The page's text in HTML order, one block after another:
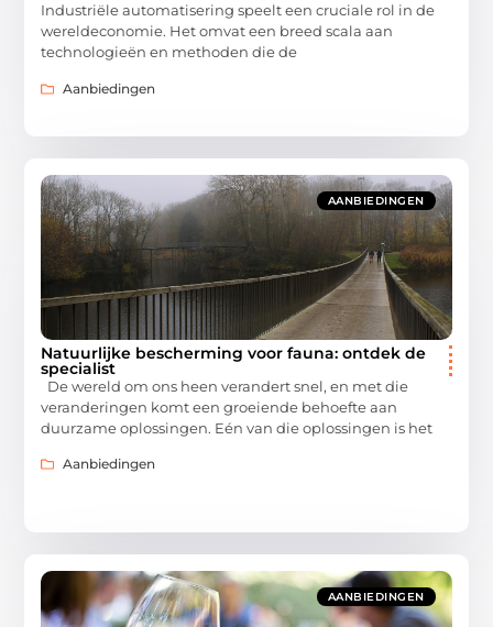
Industriële automatisering speelt een cruciale rol in de
wereldeconomie. Het omvat een breed scala aan
technologieën en methoden die de
Aanbiedingen
AANBIEDINGEN
Natuurlijke bescherming voor fauna: ontdek de
specialist
De wereld om ons heen verandert snel, en met die
veranderingen komt een groeiende behoefte aan
duurzame oplossingen. Eén van die oplossingen is het
Aanbiedingen
AANBIEDINGEN